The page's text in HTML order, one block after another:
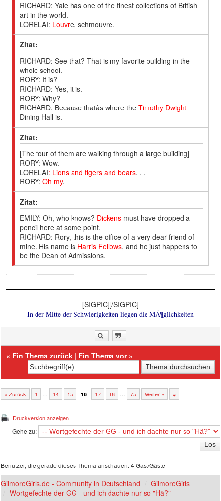
RICHARD: Yale has one of the finest collections of British
art in the world.
LORELAI: Louvre, schmouvre.
Zitat:
RICHARD: See that? That is my favorite building in the
whole school.
RORY: It is?
RICHARD: Yes, it is.
RORY: Why?
RICHARD: Because thatâs where theTimothy Dwight
Dining Hall is.
Zitat:
[The four of them are walking through a large building]
RORY: Wow.
LORELAI: Lions and tigers and bears. . .
RORY:Oh my.
Zitat:
EMILY: Oh, who knows? Dickens must have dropped a
pencil here at some point.
RICHARD: Rory, this is the office of a very dear friend of
mine. His name is Harris Fellows, and he just happens to
be the Dean of Admissions.
[SIGPIC][/SIGPIC]
In der Mitte der Schwierigkeiten liegen die MÃ¶glichkeiten
« Ein Thema zurück | Ein Thema vor»
« Zurück 1 … 14 15 16 17 18 … 75 Weiter »
Druckversion anzeigen
Gehe zu:
Benutzer, die gerade dieses Thema anschauen: 4 Gast/Gäste
GilmoreGirls.de - Community in Deutschland
GilmoreGirls
Wortgefechte der GG - und ich dachte nur so "Hä?"